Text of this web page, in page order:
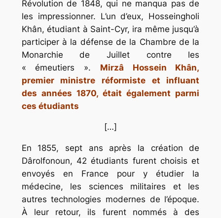
Révolution de 1848, qui ne manqua pas de
les impressionner. L’un d’eux, Hosseingholi
Khân, étudiant à Saint-Cyr, ira même jusqu’à
participer à la défense de la Chambre de la
Monarchie de Juillet contre les
« émeutiers ». Mirzâ Hossein Khân,
premier ministre réformiste et influant
des années 1870, était également parmi
ces étudiants
[…]
En 1855, sept ans après la création de
Dârolfonoun, 42 étudiants furent choisis et
envoyés en France pour y étudier la
médecine, les sciences militaires et les
autres technologies modernes de l’époque.
À leur retour, ils furent nommés à des